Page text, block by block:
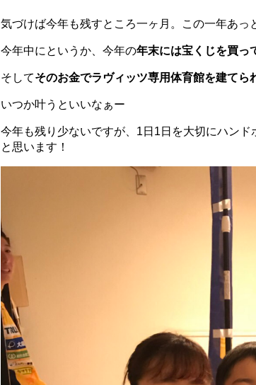
気づけば今年も残すところ一ヶ月。この一年あっ
今年中にというか、今年の年末には宝くじを買っ
そしてそのお金でラヴィッツ専用体育館を建てら
いつか叶うといいなぁー
今年も残り少ないですが、1日1日を大切にハン
と思います！